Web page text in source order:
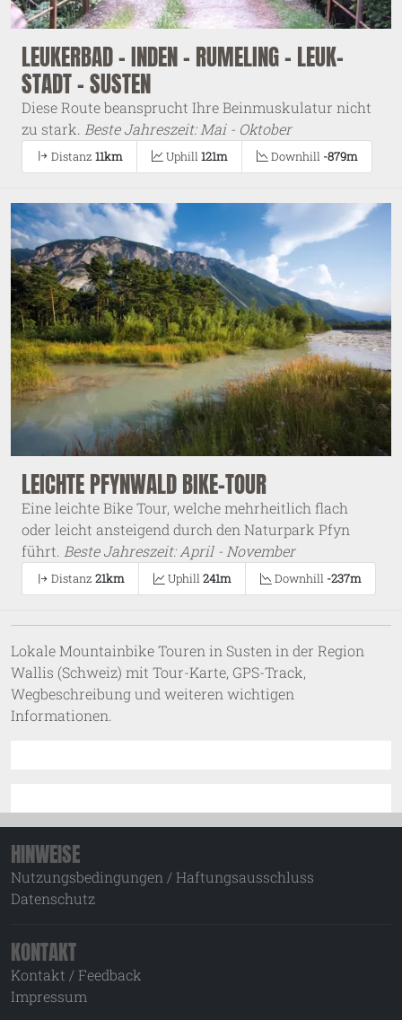
LEUKERBAD - INDEN - RUMELING - LEUK-
STADT - SUSTEN
Diese Route beansprucht Ihre Beinmuskulatur nicht
zu stark. Beste Jahreszeit: Mai - Oktober
Distanz 11km Uphill 121m Downhill -879m
LEICHTE PFYNWALD BIKE-TOUR
Eine leichte Bike Tour, welche mehrheitlich flach
oder leicht ansteigend durch den Naturpark Pfyn
führt. Beste Jahreszeit: April - November
Distanz 21km Uphill 241m Downhill -237m
Lokale Mountainbike Touren in Susten in der Region
Wallis (Schweiz) mit Tour-Karte, GPS-Track,
Wegbeschreibung und weiteren wichtigen
Informationen.
HINWEISE
Nutzungsbedingungen / Haftungsausschluss
Datenschutz
KONTAKT
Kontakt / Feedback
Impressum